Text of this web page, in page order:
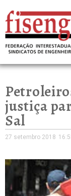
justiça
Sal
27 setembro 2018